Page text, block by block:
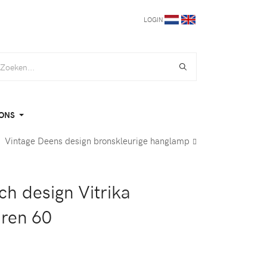
LOGIN
Vintage Deens design bronskleurige hanglamp
design Vitrika
60